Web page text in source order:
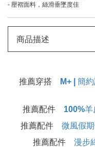
- 壓褶面料，絲滑垂墜度佳
商品描述
推薦穿搭
M+ | 簡
推薦配件 100%
推薦配件 微風假
推薦配件 漫步